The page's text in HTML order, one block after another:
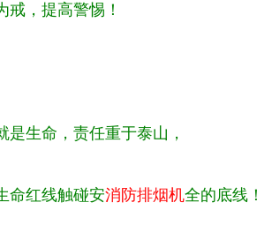
戒， 提高警惕！
是生命，责任重于泰山，
命红线触碰安消防排烟机全的底线！